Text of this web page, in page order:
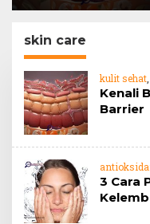
Barrier
skin care
kulit sehat
Kenali
Barrier
3 Cara